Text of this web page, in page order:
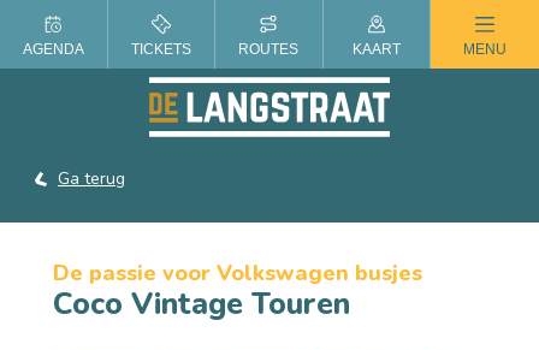
ZOMER IN DE LANGSTRAAT
Ga terug
De passie voor Volkswagen busjes
Coco Vintage Touren
AGENDA TICKETS ROUTES KAART MENU